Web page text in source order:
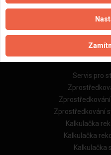
Obchodní
Naše
Naše
Servis pro
Zprostředkování
Kalkulačka
Kalkulačka
Kalkulačka